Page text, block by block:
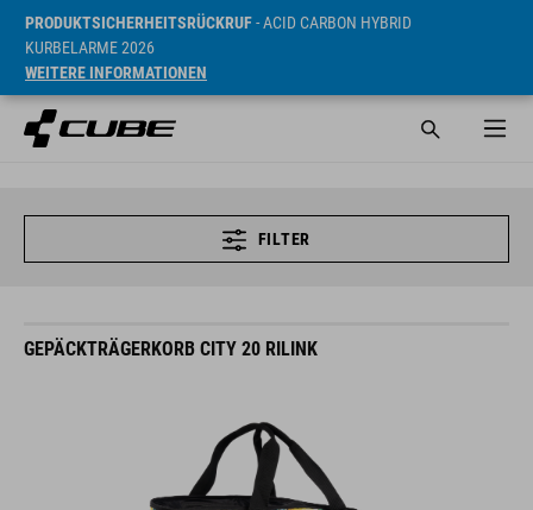
PRODUKTSICHERHEITSRÜCKRUF- ACID CARBON HYBRID
KURBELARME 2026
WEITERE INFORMATIONEN
FILTER
GEPÄCKTRÄGERKORB CITY 20 RILINK